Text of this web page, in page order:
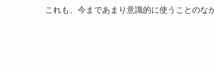
これも、今まであまり意識的に使うことのな